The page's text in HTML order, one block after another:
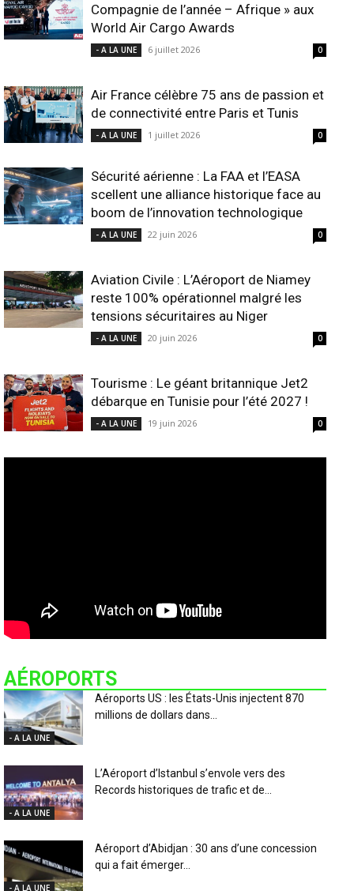
Compagnie de l’année – Afrique » aux
World Air Cargo Awards
- A LA UNE 6 juillet 2026 0
Air France célèbre 75 ans de passion et
de connectivité entre Paris et Tunis
- A LA UNE 1 juillet 2026 0
Sécurité aérienne : La FAA et l’EASA
scellent une alliance historique face au
boom de l’innovation technologique
- A LA UNE 22 juin 2026 0
Aviation Civile : L’Aéroport de Niamey
reste 100% opérationnel malgré les
tensions sécuritaires au Niger
- A LA UNE 20 juin 2026 0
Tourisme : Le géant britannique Jet2
débarque en Tunisie pour l’été 2027 !
- A LA UNE 19 juin 2026 0
AÉROPORTS
- A LA UNE
Aéroports US : les États-Unis injectent 870
millions de dollars dans...
- A LA UNE
L’Aéroport d’Istanbul s’envole vers des
Records historiques de trafic et de...
- A LA UNE
Aéroport d’Abidjan : 30 ans d’une concession
qui a fait émerger...